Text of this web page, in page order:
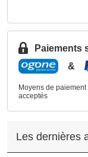
Paiements
&
Moyens de paiement
acceptés
Les dernières